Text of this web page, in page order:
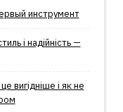
инструмент
і надійність —
вигідніше і як не